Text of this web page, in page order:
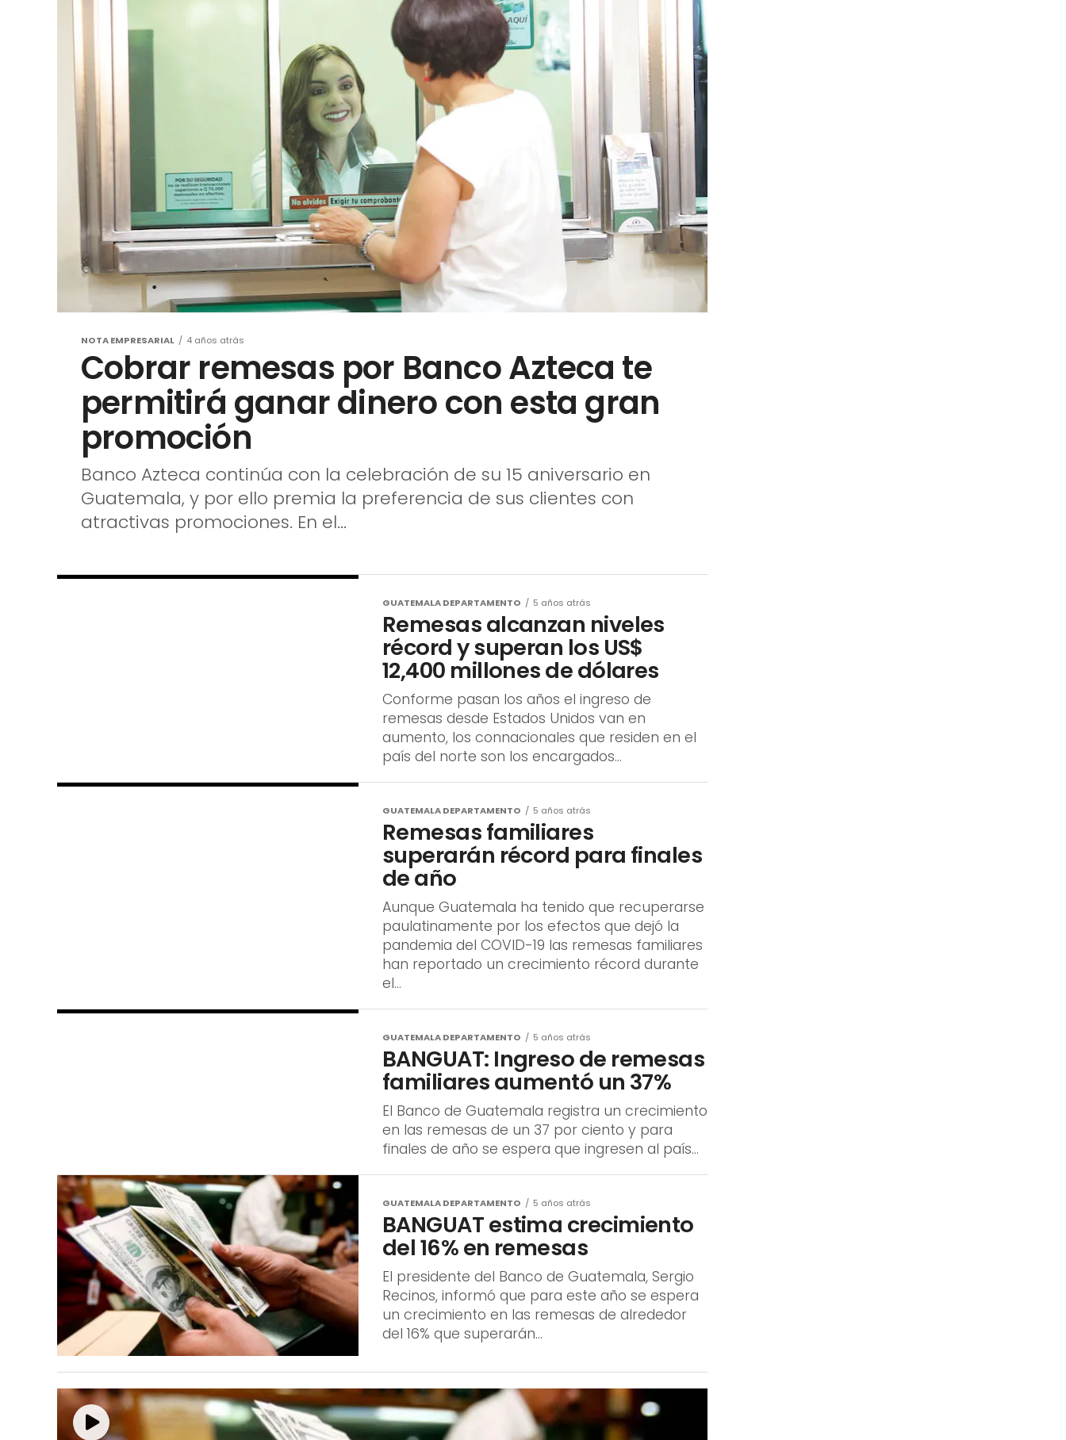
NOTA EMPRESARIAL 4 años atrás
Cobrar remesas por Banco Azteca te
permitirá ganar dinero con esta gran
promoción
Banco Azteca continúa con la celebración de su 15 aniversario en
Guatemala, y por ello premia la preferencia de sus clientes con
atractivas promociones. En el...
GUATEMALA DEPARTAMENTO 5 años atrás
Remesas alcanzan niveles
récord y superan los US$
12,400 millones de dólares
Conforme pasan los años el ingreso de
remesas desde Estados Unidos van en
aumento, los connacionales que residen en el
país del norte son los encargados...
GUATEMALA DEPARTAMENTO 5 años atrás
Remesas familiares
superarán récord para finales
de año
Aunque Guatemala ha tenido que recuperarse
paulatinamente por los efectos que dejó la
pandemia del COVID-19 las remesas familiares
han reportado un crecimiento récord durante
el...
GUATEMALA DEPARTAMENTO 5 años atrás
BANGUAT: Ingreso de remesas
familiares aumentó un 37%
El Banco de Guatemala registra un crecimiento
en las remesas de un 37 por ciento y para
finales de año se espera que ingresen al país...
GUATEMALA DEPARTAMENTO 5 años atrás
BANGUAT estima crecimiento
del 16% en remesas
El presidente del Banco de Guatemala, Sergio
Recinos, informó que para este año se espera
un crecimiento en las remesas de alrededor
del 16% que superarán...